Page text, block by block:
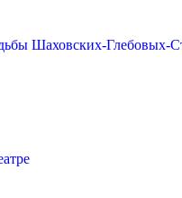
Шаховских-